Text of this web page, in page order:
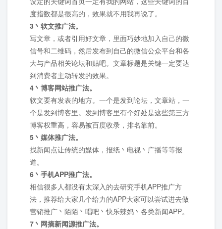
度指数都是很高的，效果就不用我再说了。
3丶软文推广法。
写文章，或者引用好文章，里面巧妙地加入自己的微
信号和二维码，然后发布到自己的微信公众平台和各
大与产品相关论坛和贴吧。文章标题是关键一定要达
到消费者主动转发的效果。
4丶博客网站推广法。
软文要有发表的地方。一个是发到论坛，文章站，一
个是发到博客里。发到博客里有个好处是这些第三方
博客权重高，容易被百度收录，排名靠前。
5丶媒体推广法。
找新闻点让传统的媒体，报纸丶电视丶广播等等报
道。
6丶手机APP推广法。
相信很多人都没有太深入的去研究手机APP推广方
法，推荐给大家几个给力的APP大家可以尝试进去做
营销推广丶陌陌丶唱吧丶快乐辣妈丶各类新闻APP。
7丶网摘新闻源推广法。